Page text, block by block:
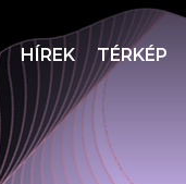
HÍREK TÉRKÉP